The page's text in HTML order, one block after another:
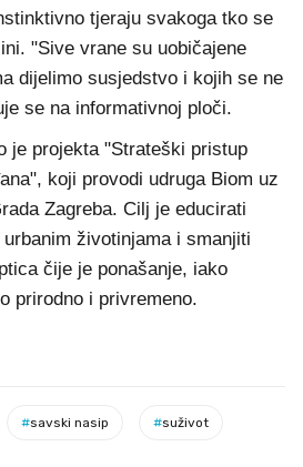
tjeraju svakoga tko se
"Sive vrane su uobičajene
dijelimo susjedstvo i kojih se ne
se na informativnoj ploči.
je projekta "Strateški pristup
koji provodi udruga Biom uz
Zagreba. Cilj je educirati
životinjama i smanjiti
čije je ponašanje, iako
prirodno i privremeno.
#savski nasip #suživot